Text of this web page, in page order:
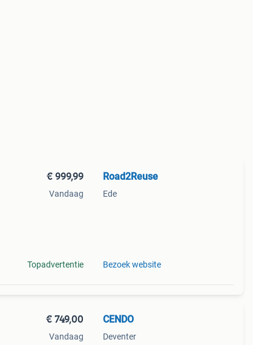
€ 999,99
Vandaag
Topadvertentie
Road2Reuse
Ede
Bezoek website
€ 749,00
Vandaag
CENDO
Deventer